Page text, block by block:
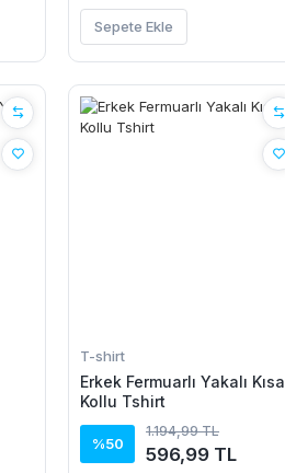
Sepete Ekle
T-shirt
Erkek Fermuarlı Yakalı Kısa
Kollu Tshirt
%50
1.194,99 TL
596,99 TL